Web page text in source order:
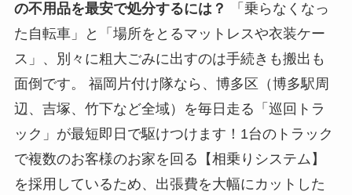
の不用品を最安で処分するには？
「乗らなくなっ
た自転車」と「場所をとるマットレスや衣装ケー
ス」、別々に粗大ごみに出すのは手続きも搬出も
面倒です。 福岡片付け隊なら、博多区（博多駅周
辺、吉塚、竹下など全域）を毎日走る「巡回トラ
ック」が最短即日で駆けつけます！1台のトラック
で複数のお客様のお家を回る【相乗りシステム】
を採用しているため、出張費を大幅にカットした